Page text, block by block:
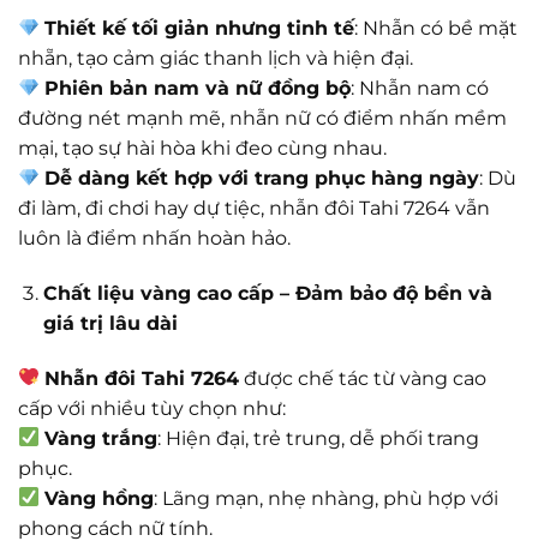
Thiết kế tối giản nhưng tinh tế: Nhẫn có bề mặt
nhẵn, tạo cảm giác thanh lịch và hiện đại.
Phiên bản nam và nữ đồng bộ: Nhẫn nam có
đường nét mạnh mẽ, nhẫn nữ có điểm nhấn mềm
mại, tạo sự hài hòa khi đeo cùng nhau.
Dễ dàng kết hợp với trang phục hàng ngày: Dù
đi làm, đi chơi hay dự tiệc, nhẫn đôi Tahi 7264 vẫn
luôn là điểm nhấn hoàn hảo.
Chất liệu vàng cao cấp – Đảm bảo độ bền và
giá trị lâu dài
Nhẫn đôi Tahi 7264 được chế tác từ vàng cao
cấp với nhiều tùy chọn như:
Vàng trắng: Hiện đại, trẻ trung, dễ phối trang
phục.
Vàng hồng: Lãng mạn, nhẹ nhàng, phù hợp với
phong cách nữ tính.